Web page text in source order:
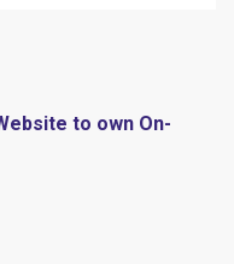
to own On-